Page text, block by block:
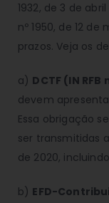
1932, de 3 de
nº 1950, de 12
prazos. Veja os
a) DCTF (IN RFB
devem
Essa obrigação
ser transmitidas
de 2020,
b) EFD-